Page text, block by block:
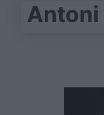
Antoni